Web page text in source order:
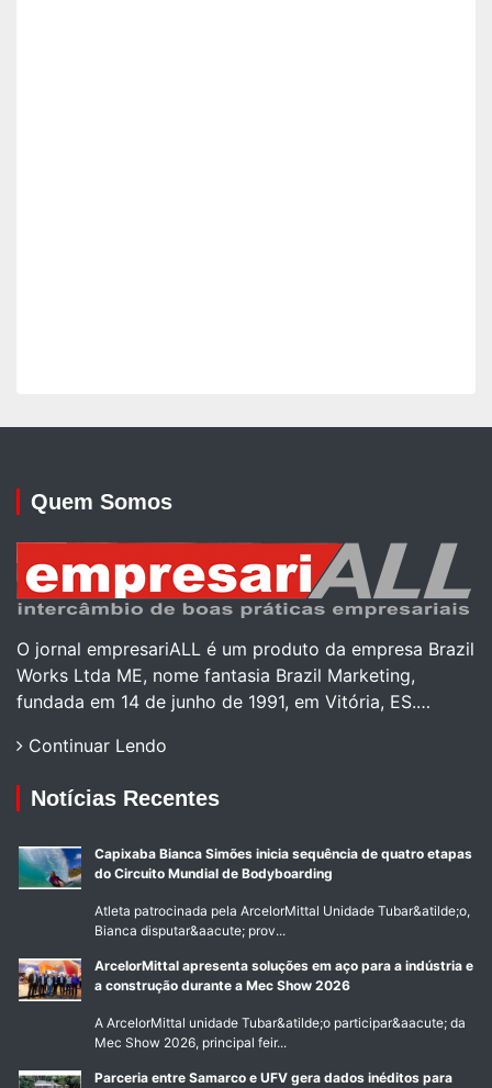
Quem Somos
O jornal empresariALL é um produto da empresa Brazil
Works Ltda ME, nome fantasia Brazil Marketing,
fundada em 14 de junho de 1991, em Vitória, ES.…
Continuar Lendo
Notícias Recentes
Capixaba Bianca Simões inicia sequência de quatro etapas
do Circuito Mundial de Bodyboarding
Atleta patrocinada pela ArcelorMittal Unidade Tubar&atilde;o,
Bianca disputar&aacute; prov...
ArcelorMittal apresenta soluções em aço para a indústria e
a construção durante a Mec Show 2026
A ArcelorMittal unidade Tubar&atilde;o participar&aacute; da
Mec Show 2026, principal feir...
Parceria entre Samarco e UFV gera dados inéditos para